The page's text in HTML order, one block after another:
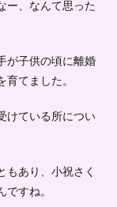
ー、なんて思った
が子供の頃に離婚
育てました。
けている所につい
もあり、小祝さく
ですね。